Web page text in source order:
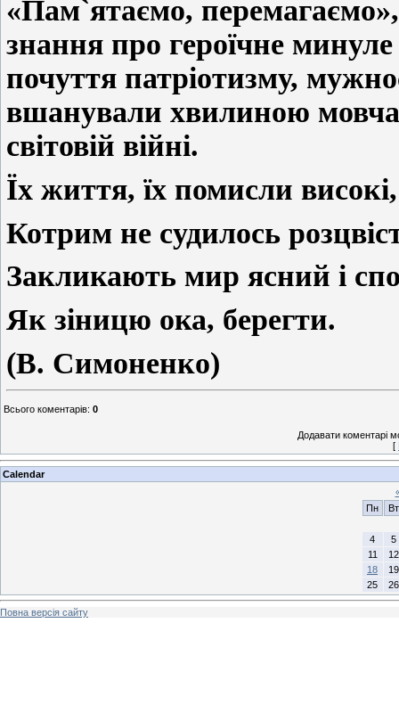
«Пам`ятаємо,
знання про героїчне
почуття патріотизму,
вшанували хвилиною
світовій війні.
Їх життя, їх помисли високі,
Котрим не судилось
Закликають мир ясний і
Як зіницю ока, берегти.
(В. Симоненко)
Всього коментарів: 0
Додавати коментарі
[
Calendar
Пн
Вт
4
5
11
12
18
19
25
26
Повна версія сайту